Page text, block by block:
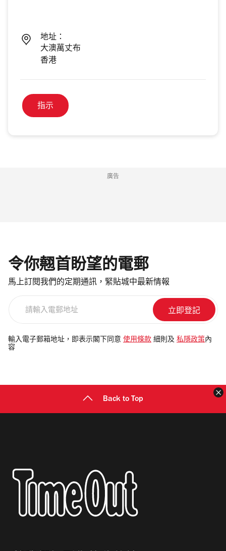
地址：
大澳萬丈布
香港
指示
廣告
令你翹首盼望的電郵
馬上訂閱我們的定期通訊，緊貼城中最新情報
電
郵
輸入電子郵箱地址，即表示閣下同意 使用條款 細則及 私隱政策 內
容
Back to Top